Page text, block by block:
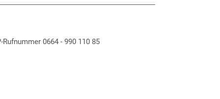
Rufnummer 0664 - 990 110 85